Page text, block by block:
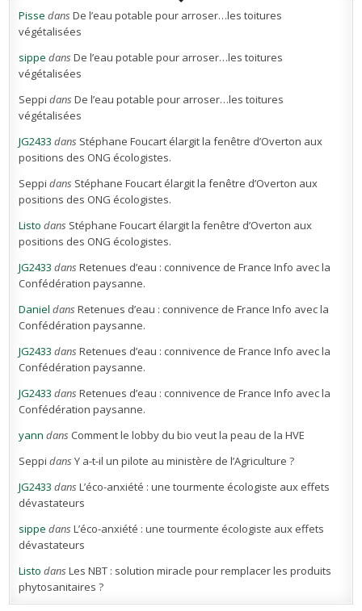
Pisse dansDe l’eau potable pour arroser…les toitures
végétalisées
sippe dansDe l’eau potable pour arroser…les toitures
végétalisées
Seppi dansDe l’eau potable pour arroser…les toitures
végétalisées
JG2433 dans Stéphane Foucart élargit la fenêtre d’Overton aux
positions des ONG écologistes.
Seppi dans Stéphane Foucart élargit la fenêtre d’Overton aux
positions des ONG écologistes.
Listo dans Stéphane Foucart élargit la fenêtre d’Overton aux
positions des ONG écologistes.
JG2433 dansRetenues d’eau : connivence de France Info avec la
Confédération paysanne.
Daniel dansRetenues d’eau : connivence de France Info avec la
Confédération paysanne.
JG2433 dansRetenues d’eau : connivence de France Info avec la
Confédération paysanne.
JG2433 dansRetenues d’eau : connivence de France Info avec la
Confédération paysanne.
yann dans Comment le lobby du bio veut la peau de la HVE
Seppi dansY a-t-il un pilote au ministère de l’Agriculture ?
JG2433 dansL’éco-anxiété : une tourmente écologiste aux effets
dévastateurs
sippe dansL’éco-anxiété : une tourmente écologiste aux effets
dévastateurs
Listo dansLes NBT : solution miracle pour remplacer les produits
phytosanitaires ?